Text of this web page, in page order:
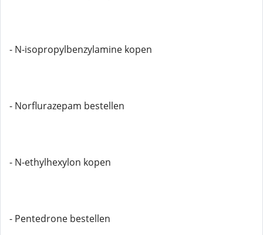
- N-isopropylbenzylamine kopen
- Norflurazepam bestellen
- N-ethylhexylon kopen
- Pentedrone bestellen